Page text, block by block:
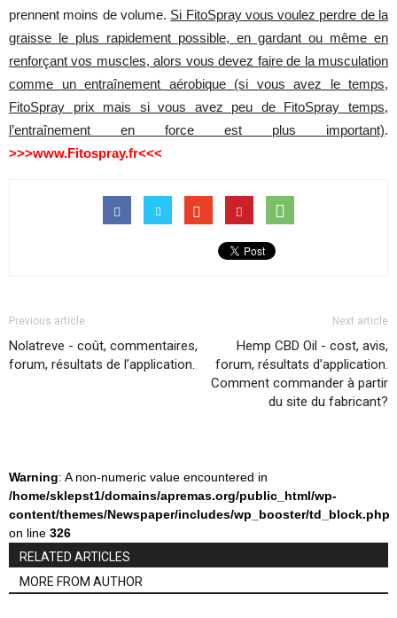
prennent moins de volume. Si FitoSpray vous voulez perdre de la
graisse le plus rapidement possible, en gardant ou même en
renforçant vos muscles, alors vous devez faire de la musculation
comme un entraînement aérobique (si vous avez le temps,
FitoSpray prix mais si vous avez peu de FitoSpray temps,
l’entraînement en force est plus important).
>>>www.Fitospray.fr<<<
Previous article
Nolatreve - coût, commentaires,
forum, résultats de l’application.
Next article
Hemp CBD Oil - cost, avis,
forum, résultats d’application.
Comment commander à partir
du site du fabricant?
Warning: A non-numeric value encountered in
/home/sklepst1/domains/apremas.org/public_html/wp-
content/themes/Newspaper/includes/wp_booster/td_block.php
on line 326
RELATED ARTICLES
MORE FROM AUTHOR